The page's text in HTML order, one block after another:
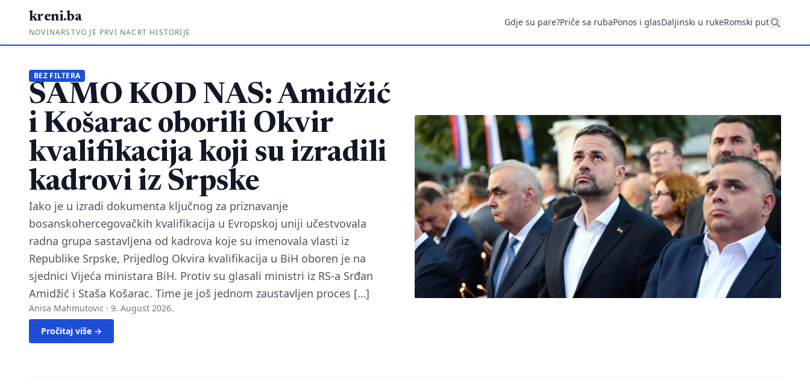
kreni.ba
NOVINARSTVO JE PRVI NACRT HISTORIJE
Gdje su pare?Priče sa rubaPonos i glasDaljinski u rukeRomski put
BEZ FILTERA
SAMO KOD NAS: Amidžić
i Košarac oborili Okvir
kvalifikacija koji su izradili
kadrovi iz Srpske
Iako je u izradi dokumenta ključnog za priznavanje
bosanskohercegovačkih kvalifikacija u Evropskoj uniji učestvovala
radna grupa sastavljena od kadrova koje su imenovala vlasti iz
Republike Srpske, Prijedlog Okvira kvalifikacija u BiH oboren je na
sjednici Vijeća ministara BiH. Protiv su glasali ministri iz RS-a Srđan
Amidžić i Staša Košarac. Time je još jednom zaustavljen proces […]
Anisa Mahmutovic · 9. August 2026.
Pročitaj više →